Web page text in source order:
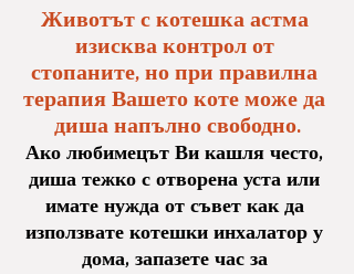
Животът с котешка астма
изисква контрол от
стопаните, но при правилна
терапия Вашето коте може да
диша напълно свободно.
Ако любимецът Ви кашля често,
диша тежко с отворена уста или
имате нужда от съвет как да
използвате котешки инхалатор у
дома, запазете час за